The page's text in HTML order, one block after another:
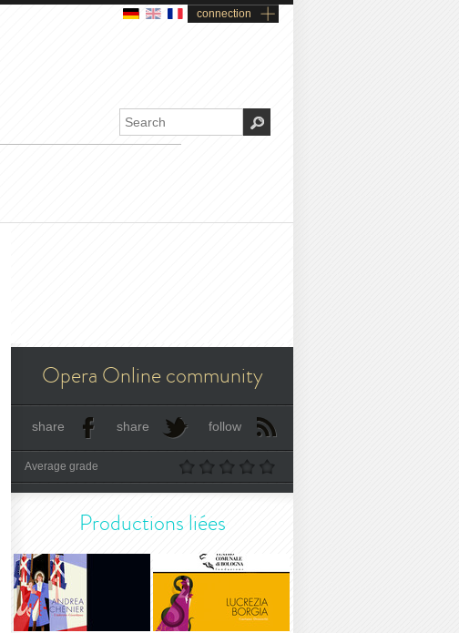
connection
Opera Online community
share share follow
Average grade
Productions liées